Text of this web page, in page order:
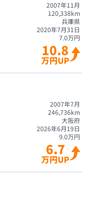
2007年11月
120,338km
兵庫県
2020年7月31日
7.0万円
10.8
万円UP
2007年7月
246,736km
大阪府
2026年6月19日
9.0万円
6.7
万円UP